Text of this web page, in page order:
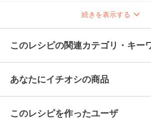
続きを表示する
このレシピの関連カテゴリ・キー
あなたにイチオシの商品
このレシピを作ったユーザ